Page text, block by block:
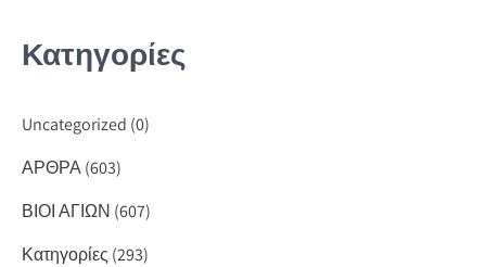
Κατηγορίες
Uncategorized (0)
ΑΡΘΡΑ(603)
ΒΙΟΙ ΑΓΙΩΝ (607)
Κατηγορίες (293)